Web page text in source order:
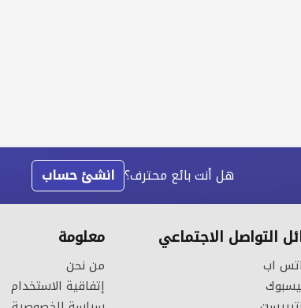
هل أنت بائع محترف؟ انشئ حساب
التواصل الاجتماعي
اب
معلومة
من نحن
إتفاقية الاستخدام